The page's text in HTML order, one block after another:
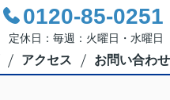
0120-85-0251
休日：毎週：火曜日・水曜日
アクセス お問い合わせ